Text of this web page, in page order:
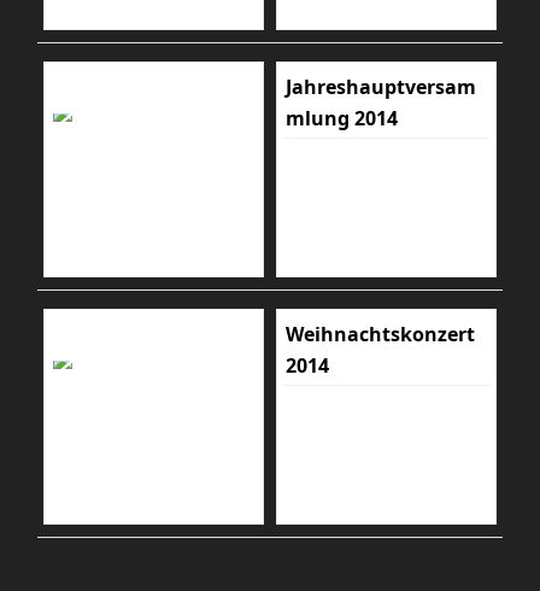
Jahreshauptversam
mlung 2014
Weihnachtskonzert
2014